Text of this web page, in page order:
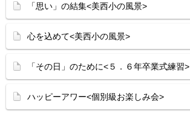
「思い」の結集<美西小の風景>
心を込めて<美西小の風景>
「その日」のために<５．６年卒業式練習>
ハッピーアワー<個別級お楽しみ会>